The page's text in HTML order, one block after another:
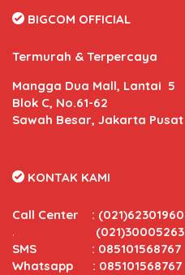
BIGCOM OFFICIAL
Termurah & Terpercaya
Mangga Dua Mall, Lantai 5
Blok C, No.61-62
Sawah Besar, Jakarta Pusat
KONTAK KAMI
Call Center : (021)62301960
. (021)30005263
SMS : 085101568767
Whatsapp : 085101568767